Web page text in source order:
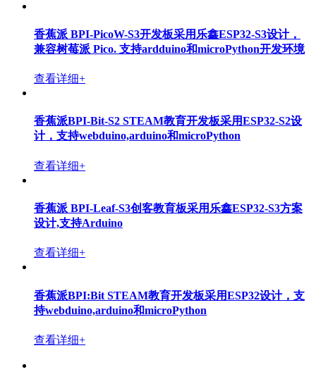
香蕉派 BPI-PicoW-S3开发板采用乐鑫ESP32-S3设计，
兼容树莓派 Pico. 支持ardduino和microPython开发环境
查看详细+
香蕉派BPI-Bit-S2 STEAM教育开发板采用ESP32-S2设
计，支持webduino,arduino和microPython
查看详细+
香蕉派 BPI-Leaf-S3创客教育板采用乐鑫ESP32-S3方案
设计,支持Arduino
查看详细+
香蕉派BPI:Bit STEAM教育开发板采用ESP32设计，支
持webduino,arduino和microPython
查看详细+